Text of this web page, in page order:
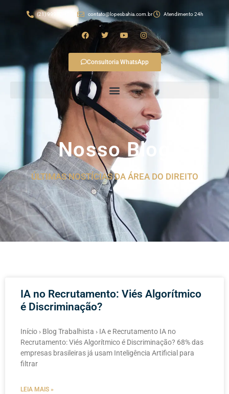
(21) 99982-4874 contato@lopesbahia.com.br Atendimento 24h
Consultoria WhatsApp
Nosso Blog
ÚLTIMAS NOSTÍCIAS DA ÁREA DO DIREITO
IA no Recrutamento: Viés Algorítmico
é Discriminação?
Início › Blog Trabalhista › IA e Recrutamento IA no
Recrutamento: Viés Algorítmico é Discriminação? 68% das
empresas brasileiras já usam Inteligência Artificial para
filtrar
LEIA MAIS »